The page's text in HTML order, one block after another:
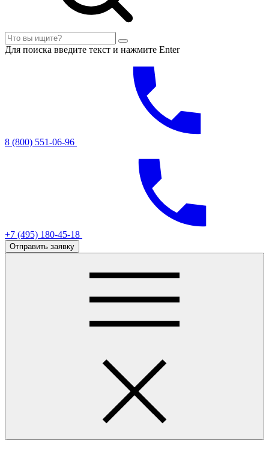
Для поиска введите текст и нажмите Enter
8 (800) 551-06-96
+7 (495) 180-45-18
Отправить заявку